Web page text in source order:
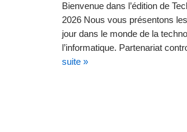
Bienvenue dans l’édition de
2026 Nous vous présentons
jour dans le monde de la
l’informatique. Partenariat
suite »